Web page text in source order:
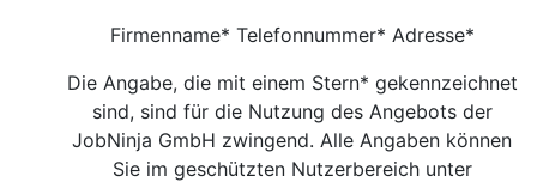
Firmenname* Telefonnummer* Adresse*
Die Angabe, die mit einem Stern* gekennzeichnet
sind, sind für die Nutzung des Angebots der
JobNinja GmbH zwingend. Alle Angaben können
Sie im geschützten Nutzerbereich unter